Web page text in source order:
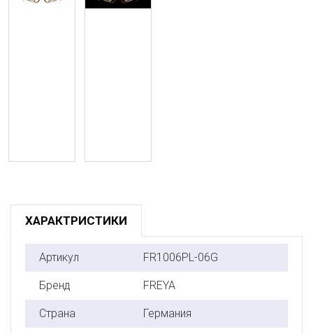
ХАРАКТРИСТИКИ
Артикул FR1006PL-06G
Бренд FREYA
Страна Германия